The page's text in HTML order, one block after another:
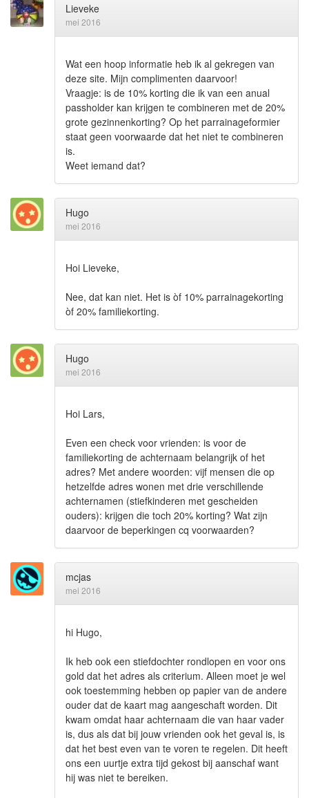
Lieveke
mei 2016
Wat een hoop informatie heb ik al gekregen van
deze site. Mijn complimenten daarvoor!
Vraagje: is de 10% korting die ik van een anual
passholder kan krijgen te combineren met de 20%
grote gezinnenkorting? Op het parrainageformier
staat geen voorwaarde dat het niet te combineren
is.
Weet iemand dat?
Hugo
mei 2016
Hoi Lieveke,
Nee, dat kan niet. Het is òf 10% parrainagekorting
òf 20% familiekorting.
Hugo
mei 2016
Hoi Lars,
Even een check voor vrienden: is voor de
familiekorting de achternaam belangrijk of het
adres? Met andere woorden: vijf mensen die op
hetzelfde adres wonen met drie verschillende
achternamen (stiefkinderen met gescheiden
ouders): krijgen die toch 20% korting? Wat zijn
daarvoor de beperkingen cq voorwaarden?
mcjas
mei 2016
hi Hugo,
Ik heb ook een stiefdochter rondlopen en voor ons
gold dat het adres als criterium. Alleen moet je wel
ook toestemming hebben op papier van de andere
ouder dat de kaart mag aangeschaft worden. Dit
kwam omdat haar achternaam die van haar vader
is, dus als dat bij jouw vrienden ook het geval is, is
dat het best even van te voren te regelen. Dit heeft
ons een uurtje extra tijd gekost bij aanschaf want
hij was niet te bereiken.